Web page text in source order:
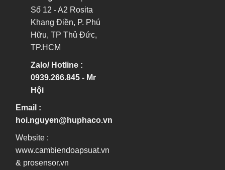
Số 12 - A2 Rosita
Khang Điền, P. Phú
Hữu, TP Thủ Đức,
TP.HCM
Zalo/ Hotline :
0939.266.845 - Mr
Hội
Email :
hoi.nguyen@huphaco.vn
Website :
www.cambiendoapsuat.vn
& prosensor.vn